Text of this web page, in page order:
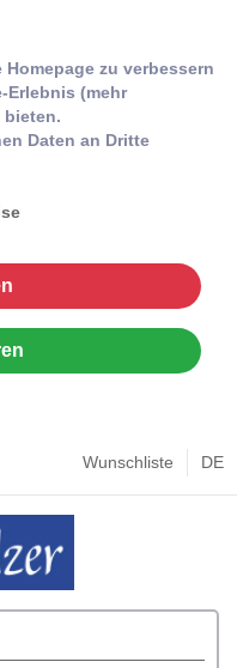
zu verbessern
Erlebnis (mehr
bieten.
Daten an Dritte
Wunschliste DE